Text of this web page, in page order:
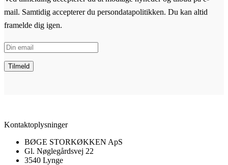
mail. Samtidig accepterer du persondatapolitikken. Du kan altid
framelde dig igen.
Kontaktoplysninger
BØGE STORKØKKEN ApS
Gl. Nøglegårdsvej 22
3540 Lynge